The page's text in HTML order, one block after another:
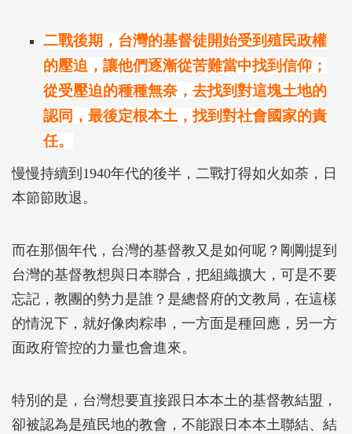
二戰後期，台灣的基督徒開始受到殖民政權
的壓迫，讓他們逐漸從苦難當中找到信仰；
從受壓迫的種種無奈，去找到對這塊土地的
認同，最後定根本土，找到對社會國家的責
任。
慢慢持續到1940年代的後半，二戰打得如火如荼，日
本節節敗退。
而在那個年代，台灣的基督教又是如何呢？剛剛提到
台灣的基督教想與日本聯合，把組織擴大，可是不要
忘記，教團的勢力是誰？是總督府的文教局，在這樣
的情況下，就好像肉粽串，一方面是種回應，另一方
面政府管控的力量也會進來。
特別的是，台灣想要直接跟日本本土的基督教結盟，
卻被認為是殖民地的教會，不能跟日本本土聯結、結